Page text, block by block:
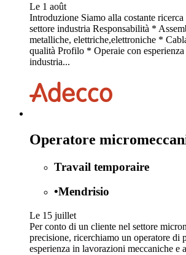
Le 1 août
Introduzione Siamo alla costante
settore industria Responsabilità *
metalliche, elettriche,elettroniche *
qualità Profilo * Operaie con esperienza
industria...
Operatore
Travail temporaire
•Mendrisio
Le 15 juillet
Per conto di un cliente nel settore
precisione, ricerchiamo un operatore di
esperienza in lavorazioni meccaniche e